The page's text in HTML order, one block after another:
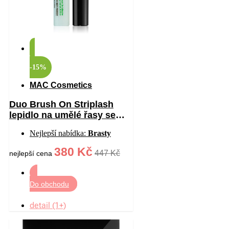
-15%
MAC Cosmetics
Duo Brush On Striplash
lepidlo na umělé řasy se
White/Clear 5 g
Nejlepší nabídka: Brasty
nejlepší cena 380 Kč 447 Kč
Do obchodu
detail (1+)